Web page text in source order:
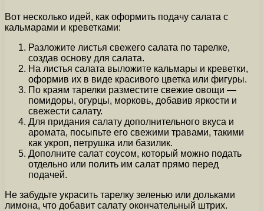
Вот несколько идей, как оформить подачу салата с
кальмарами и креветками:
Разложите листья свежего салата по тарелке,
создав основу для салата.
На листья салата выложите кальмары и креветки,
оформив их в виде красивого цветка или фигуры.
По краям тарелки разместите свежие овощи —
помидоры, огурцы, морковь, добавив яркости и
свежести салату.
Для придания салату дополнительного вкуса и
аромата, посыпьте его свежими травами, такими
как укроп, петрушка или базилик.
Дополните салат соусом, который можно подать
отдельно или полить им салат прямо перед
подачей.
Не забудьте украсить тарелку зеленью или дольками
лимона, что добавит салату окончательный штрих.